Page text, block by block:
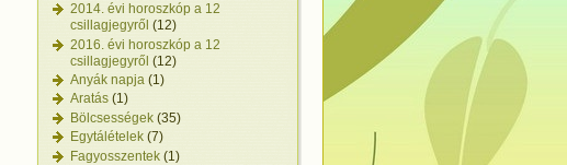
2014. évi horoszkóp a 12
csillagjegyről (12)
2016. évi horoszkóp a 12
csillagjegyről (12)
Anyák napja (1)
Aratás (1)
Bölcsességek (35)
Egytálételek (7)
Fagyosszentek (1)